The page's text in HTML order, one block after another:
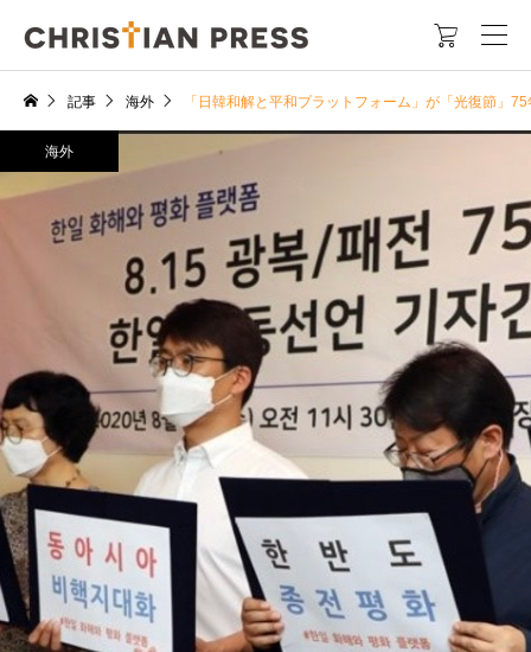

記事 海外 「日韓和解と平和プラットフォーム」が「光復節
海外